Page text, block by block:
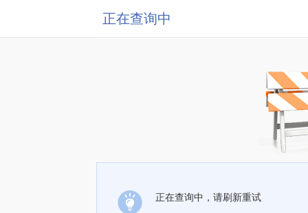
正在查询中
正在查询中，请刷新重试